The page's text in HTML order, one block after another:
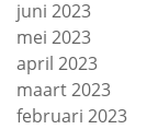
juni 2023
mei 2023
april 2023
maart 2023
februari 2023